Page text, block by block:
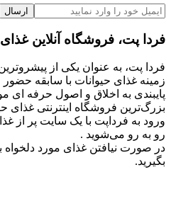
ارسال
فردا پت، فروشگاه آنلاین
فردا پت، به عنوان یکی از
زمینه غذای حیوانات با سابقه
پایبندی به اخلاق و اصول حرفه ای
بزرگ‌ترین فروشگاه اینترنتی غذای
ورود به فرداپت با یک سایت پر از
رو به رو می‌شوید .
در صورت نیافتن غذای مورد دلخواه
بگیرید.